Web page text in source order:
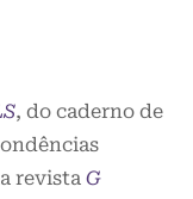
, do caderno de
revista G